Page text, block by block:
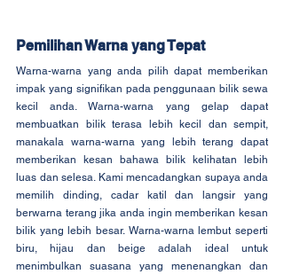
Pemilihan Warna yang Tepat
Warna-warna yang anda pilih dapat memberikan
impak yang signifikan pada penggunaan bilik sewa
kecil anda. Warna-warna yang gelap dapat
membuatkan bilik terasa lebih kecil dan sempit,
manakala warna-warna yang lebih terang dapat
memberikan kesan bahawa bilik kelihatan lebih
luas dan selesa. Kami mencadangkan supaya anda
memilih dinding, cadar katil dan langsir yang
berwarna terang jika anda ingin memberikan kesan
bilik yang lebih besar. Warna-warna lembut seperti
biru, hijau dan beige adalah ideal untuk
menimbulkan suasana yang menenangkan dan